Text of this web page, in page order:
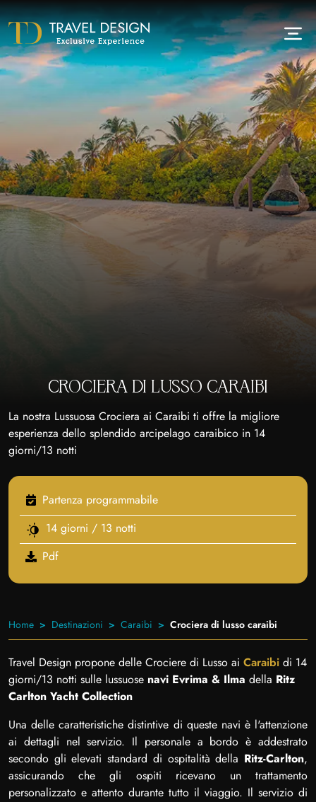
CROCIERA DI LUSSO CARAIBI
La nostra Lussuosa Crociera ai Caraibi ti offre la migliore
esperienza dello splendido arcipelago caraibico in 14
giorni/13 notti
Partenza programmabile
14 giorni / 13 notti
Pdf
Home Destinazioni Caraibi Crociera di lusso caraibi
Travel Design propone delle Crociere di Lusso ai Caraibi di 14
giorni/13 notti sulle lussuose navi Evrima & Ilma della Ritz
Carlton Yacht Collection
Una delle caratteristiche distintive di queste navi è l'attenzione
ai dettagli nel servizio. Il personale a bordo è addestrato
secondo gli elevati standard di ospitalità della Ritz-Carlton,
assicurando che gli ospiti ricevano un trattamento
personalizzato e attento durante tutto il viaggio. Il servizio di